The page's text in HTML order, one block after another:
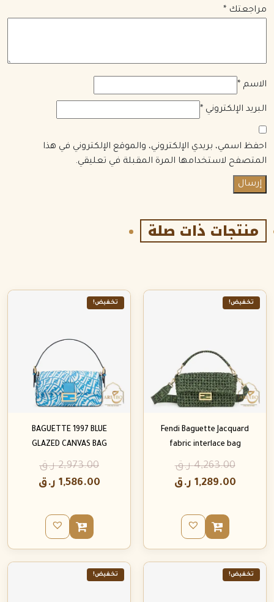
مراجعتك *
الاسم *
البريد الإلكتروني *
احفظ اسمي، بريدي الإلكتروني، والموقع الإلكتروني في هذا
المتصفح لاستخدامها المرة المقبلة في تعليقي.
منتجات ذات صلة
تخفيض!
Fendi Baguette Jacquard
fabric interlace bag
4,263.00 ر.ق
1,289.00 ر.ق
تخفيض!
BAGUETTE 1997 BLUE
GLAZED CANVAS BAG
2,973.00 ر.ق
1,586.00 ر.ق
تخفيض! تخفيض!